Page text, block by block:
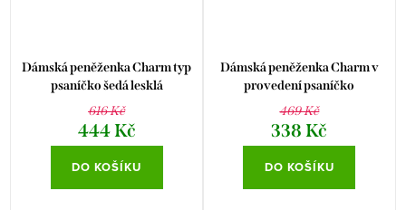
Dámská peněženka Charm typ
psaníčko šedá lesklá
616 Kč
444 Kč
DO KOŠÍKU
Dámská peněženka Charm v
provedení psaníčko
469 Kč
338 Kč
DO KOŠÍKU